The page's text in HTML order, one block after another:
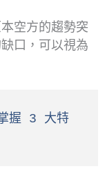
空方的趨勢突
口，可以視為
握 3 大特